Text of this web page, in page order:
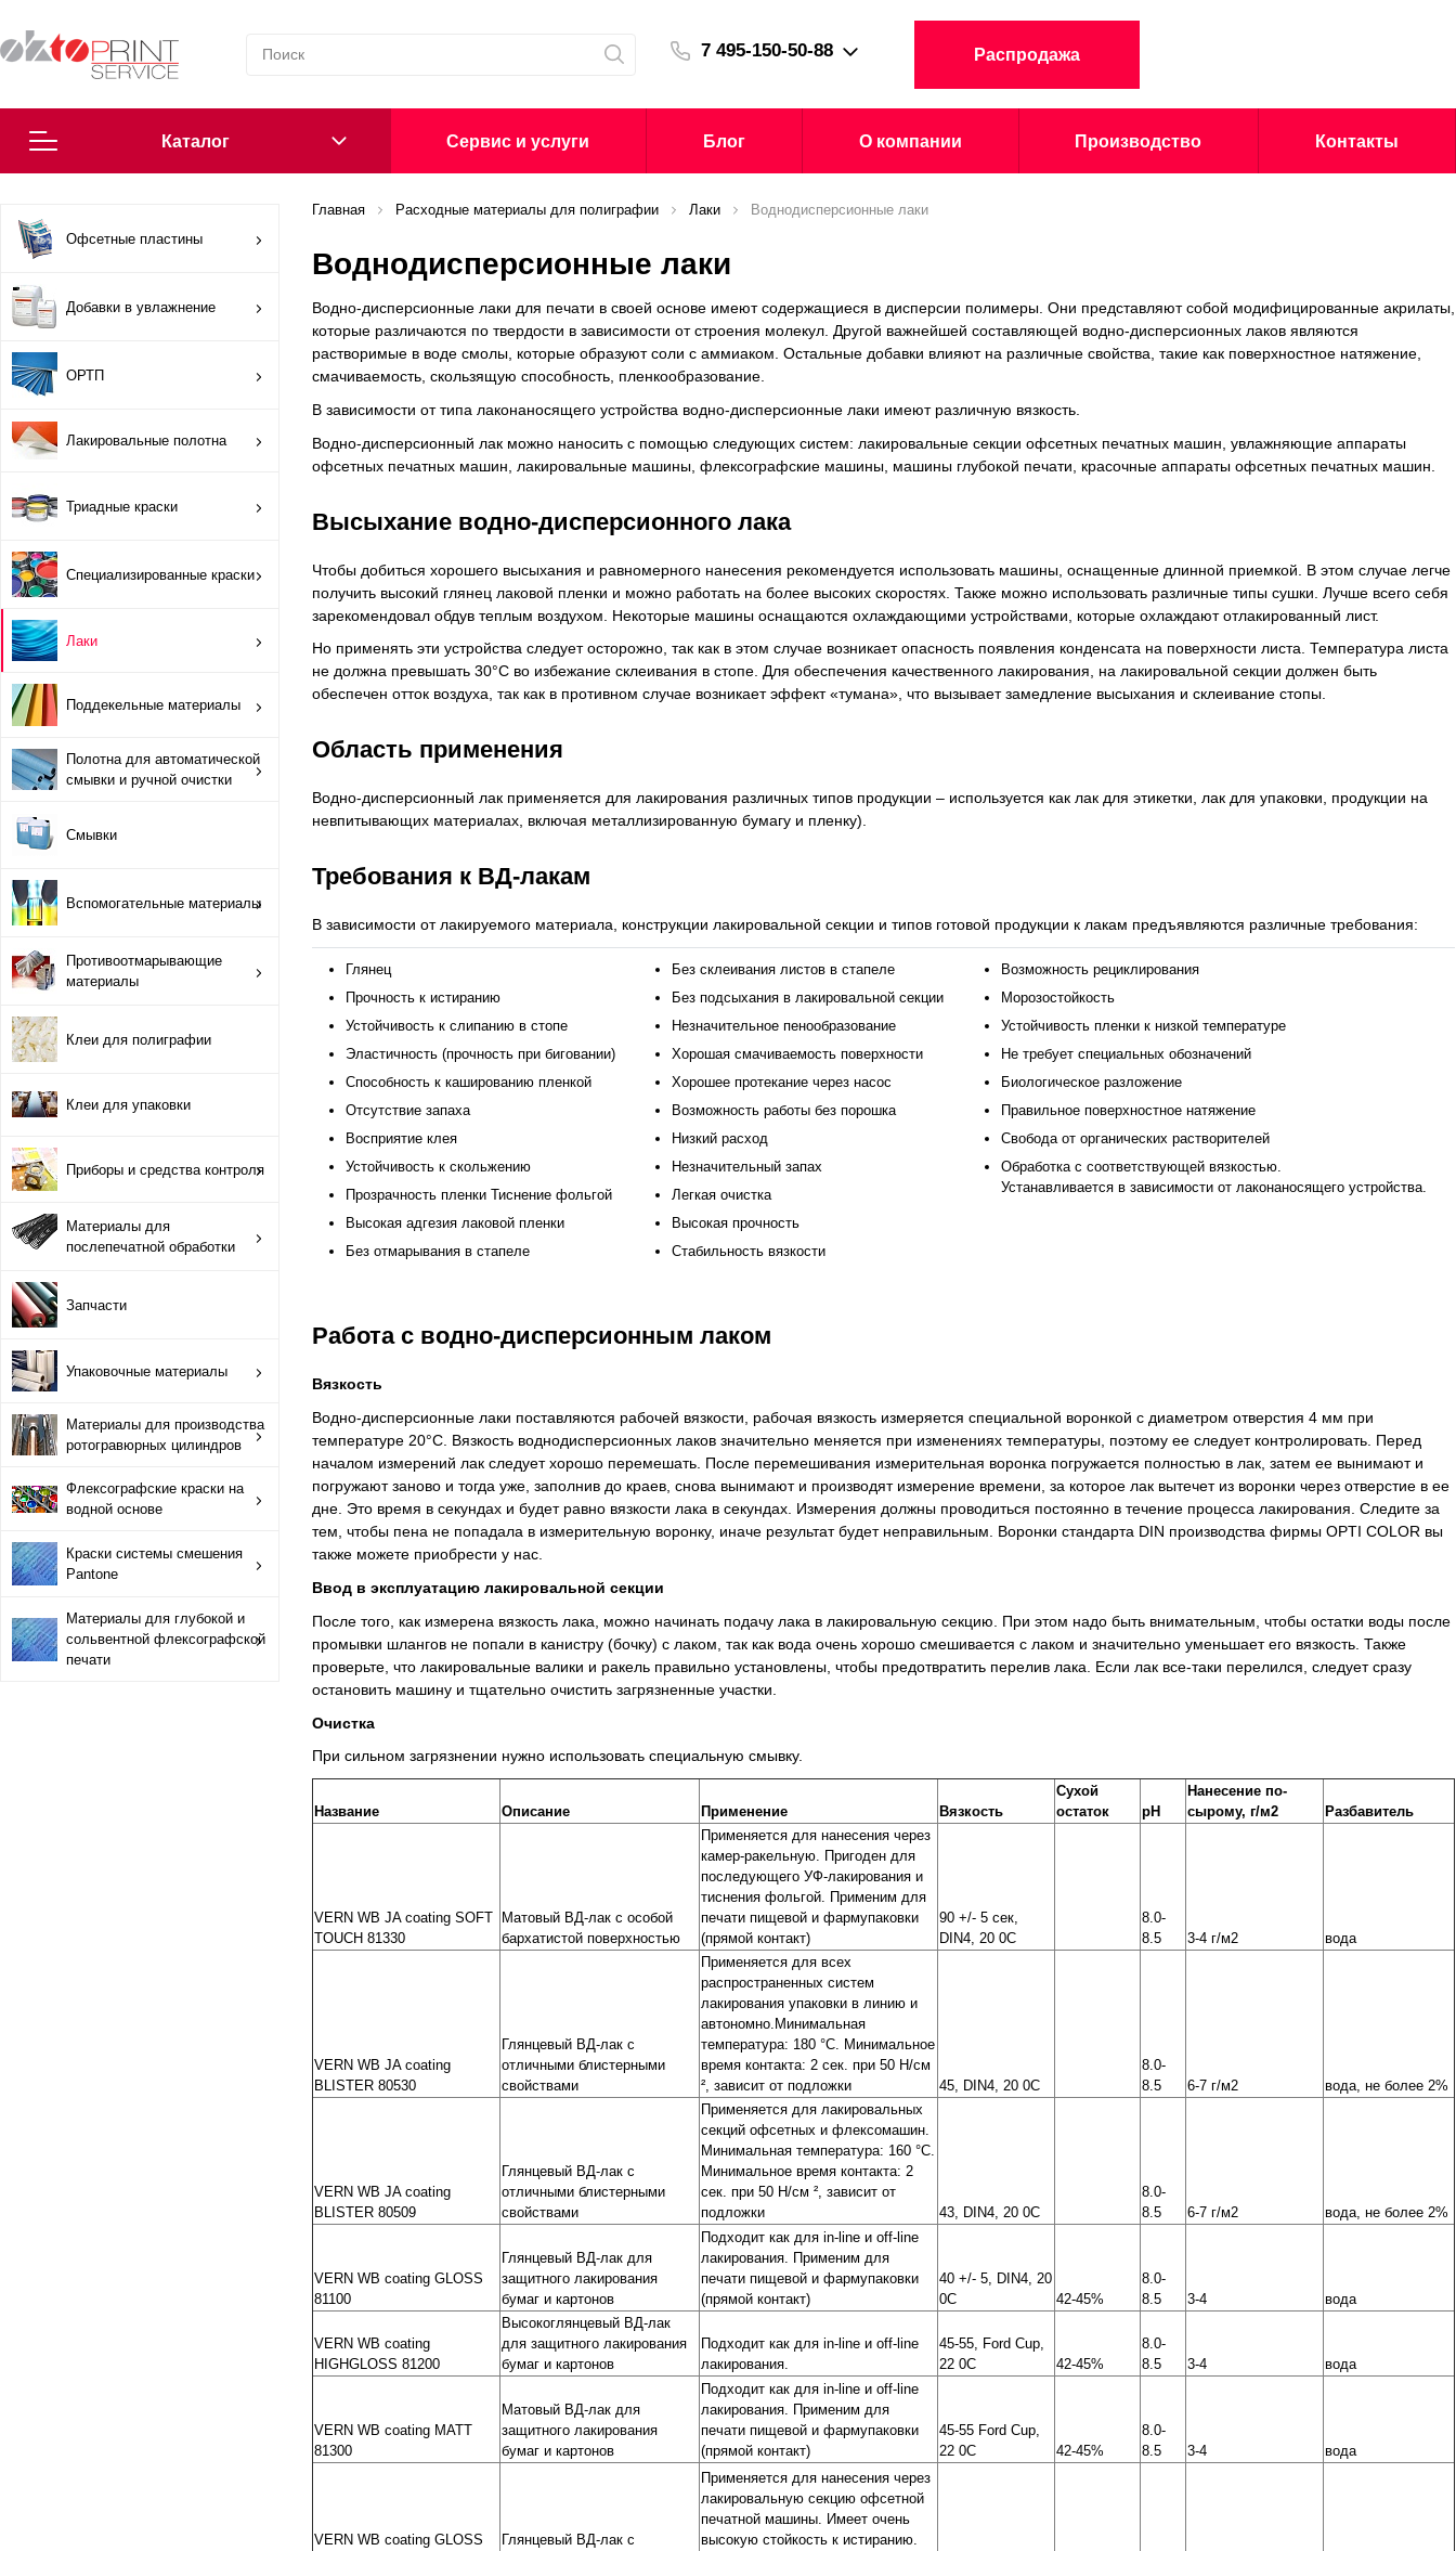
7 495-150-50-88 Распродажа
Каталог
Согласие на обработку персональных данных
Политика в области обработки персональных данных
Сообщить о нарушении
Офсетные пластины
Добавки в увлажнение
Триадные краски
Специализированные краски
Лаки
Поддекельные материалы
Полотна для автоматической смывки и ручной очистки
Вспомогательные материалы
Противоотмарывающие материалы
Клеи для полиграфии
Клеи для упаковки
Приборы и средства контроля
Материалы для послепечатной обработки
Упаковочные материалы
Материалы для производства ротогравюрных цилиндров
Флексографские краски на водной основе
Краски системы смешения Pantone
Материалы для глубокой и сольвентной флексографской печати
Cервис и услуги Блог О компании Производство Контакты
Офсетные пластины
Добавки в увлажнение
ОРТП
Лакировальные полотна
Триадные краски
Специализированные краски
Лаки
Поддекельные материалы
Полотна для автоматической
смывки и ручной очистки
Смывки
Вспомогательные материалы
Противоотмарывающие
материалы
Клеи для полиграфии
Клеи для упаковки
Приборы и средства контроля
Материалы для
послепечатной обработки
Запчасти
Упаковочные материалы
Материалы для производства
ротогравюрных цилиндров
Флексографские краски на
водной основе
Краски системы смешения
Pantone
Материалы для глубокой и
сольвентной флексографской
печати
Главная Расходные материалы для полиграфии Лаки Воднодисперсионные лаки
Воднодисперсионные лаки
Водно-дисперсионные лаки для печати в своей основе имеют содержащиеся в дисперсии полимеры. Они представляют собой модифицированные акрилаты,
которые различаются по твердости в зависимости от строения молекул. Другой важнейшей составляющей водно-дисперсионных лаков являются
растворимые в воде смолы, которые образуют соли с аммиаком. Остальные добавки влияют на различные свойства, такие как поверхностное натяжение,
смачиваемость, скользящую способность, пленкообразование.
В зависимости от типа лаконаносящего устройства водно-дисперсионные лаки имеют различную вязкость.
Водно-дисперсионный лак можно наносить с помощью следующих систем: лакировальные секции офсетных печатных машин, увлажняющие аппараты
офсетных печатных машин, лакировальные машины, флексографские машины, машины глубокой печати, красочные аппараты офсетных печатных машин.
Высыхание водно-дисперсионного лака
Чтобы добиться хорошего высыхания и равномерного нанесения рекомендуется использовать машины, оснащенные длинной приемкой. В этом случае легче
получить высокий глянец лаковой пленки и можно работать на более высоких скоростях. Также можно использовать различные типы сушки. Лучше всего себя
зарекомендовал обдув теплым воздухом. Некоторые машины оснащаются охлаждающими устройствами, которые охлаждают отлакированный лист.
Но применять эти устройства следует осторожно, так как в этом случае возникает опасность появления конденсата на поверхности листа. Температура листа
не должна превышать 30°С во избежание склеивания в стопе. Для обеспечения качественного лакирования, на лакировальной секции должен быть
обеспечен отток воздуха, так как в противном случае возникает эффект «тумана», что вызывает замедление высыхания и склеивание стопы.
Область применения
Водно-дисперсионный лак применяется для лакирования различных типов продукции – используется как лак для этикетки, лак для упаковки, продукции на
невпитывающих материалах, включая металлизированную бумагу и пленку).
Требования к ВД-лакам
В зависимости от лакируемого материала, конструкции лакировальной секции и типов готовой продукции к лакам предъявляются различные требования:
Глянец
Прочность к истиранию
Устойчивость к слипанию в стопе
Эластичность (прочность при биговании)
Способность к кашированию пленкой
Отсутствие запаха
Восприятие клея
Устойчивость к скольжению
Прозрачность пленки Тиснение фольгой
Высокая адгезия лаковой пленки
Без отмарывания в стапеле
Без склеивания листов в стапеле
Без подсыхания в лакировальной секции
Незначительное пенообразование
Хорошая смачиваемость поверхности
Хорошее протекание через насос
Возможность работы без порошка
Низкий расход
Незначительный запах
Легкая очистка
Высокая прочность
Стабильность вязкости
Возможность рециклирования
Морозостойкость
Устойчивость пленки к низкой температуре
Не требует специальных обозначений
Биологическое разложение
Правильное поверхностное натяжение
Cвобода от органических растворителей
Обработка с соответствующей вязкостью.
Устанавливается в зависимости от лаконаносящего устройства.
Работа с водно-дисперсионным лаком
Вязкость
Водно-дисперсионные лаки поставляются рабочей вязкости, рабочая вязкость измеряется специальной воронкой с диаметром отверстия 4 мм при
температуре 20°C. Вязкость воднодисперсионных лаков значительно меняется при изменениях температуры, поэтому ее следует контролировать. Перед
началом измерений лак следует хорошо перемешать. После перемешивания измерительная воронка погружается полностью в лак, затем ее вынимают и
погружают заново и тогда уже, заполнив до краев, снова вынимают и производят измерение времени, за которое лак вытечет из воронки через отверстие в ее
дне. Это время в секундах и будет равно вязкости лака в секундах. Измерения должны проводиться постоянно в течение процесса лакирования. Следите за
тем, чтобы пена не попадала в измерительную воронку, иначе результат будет неправильным. Воронки стандарта DIN производства фирмы OPTI COLOR вы
также можете приобрести у нас.
Ввод в эксплуатацию лакировальной секции
После того, как измерена вязкость лака, можно начинать подачу лака в лакировальную секцию. При этом надо быть внимательным, чтобы остатки воды после
промывки шлангов не попали в канистру (бочку) с лаком, так как вода очень хорошо смешивается с лаком и значительно уменьшает его вязкость. Также
проверьте, что лакировальные валики и ракель правильно установлены, чтобы предотвратить перелив лака. Если лак все-таки перелился, следует сразу
остановить машину и тщательно очистить загрязненные участки.
Очистка
При сильном загрязнении нужно использовать специальную смывку.
Название Описание Применение Вязкость
Сухой
остаток
pH
Нанесение по-
сырому, г/м2
Разбавитель
VERN WB JA coating SOFT
TOUCH 81330
Матовый ВД-лак с особой
бархатистой поверхностью
Применяется для нанесения через
камер-ракельную. Пригоден для
последующего УФ-лакирования и
тиснения фольгой. Применим для
печати пищевой и фармупаковки
(прямой контакт)
90 +/- 5 сек,
DIN4, 20 0C
8.0-
8.5
3-4 г/м2 вода
VERN WB JA coating
BLISTER 80530
Глянцевый ВД-лак с
отличными блистерными
свойствами
Применяется для всех
распространенных систем
лакирования упаковки в линию и
автономно.Минимальная
температура: 180 °C. Минимальное
время контакта: 2 сек. при 50 Н/см
², зависит от подложки
45, DIN4, 20 0C
8.0-
8.5
6-7 г/м2 вода, не более 2%
VERN WB JA coating
BLISTER 80509
Глянцевый ВД-лак с
отличными блистерными
свойствами
Применяется для лакировальных
секций офсетных и флексомашин.
Минимальная температура: 160 °C.
Минимальное время контакта: 2
сек. при 50 Н/см ², зависит от
подложки
43, DIN4, 20 0C
8.0-
8.5
6-7 г/м2 вода, не более 2%
VERN WB coating GLOSS
81100
Глянцевый ВД-лак для
защитного лакирования
бумаг и картонов
Подходит как для in-line и off-line
лакирования. Применим для
печати пищевой и фармупаковки
(прямой контакт)
40 +/- 5, DIN4, 20
0C
42-45%
8.0-
8.5
3-4 вода
VERN WB coating
HIGHGLOSS 81200
Высокоглянцевый ВД-лак
для защитного лакирования
бумаг и картонов
Подходит как для in-line и off-line
лакирования.
45-55, Ford Cup,
22 0C
42-45%
8.0-
8.5
3-4 вода
VERN WB coating MATT
81300
Матовый ВД-лак для
защитного лакирования
бумаг и картонов
Подходит как для in-line и off-line
лакирования. Применим для
печати пищевой и фармупаковки
(прямой контакт)
45-55 Ford Cup,
22 0C
42-45%
8.0-
8.5
3-4 вода
VERN WB coating GLOSS
Глянцевый ВД-лак с
Применяется для нанесения через
лакировальную секцию офсетной
печатной машины. Имеет очень
высокую стойкость к истиранию.